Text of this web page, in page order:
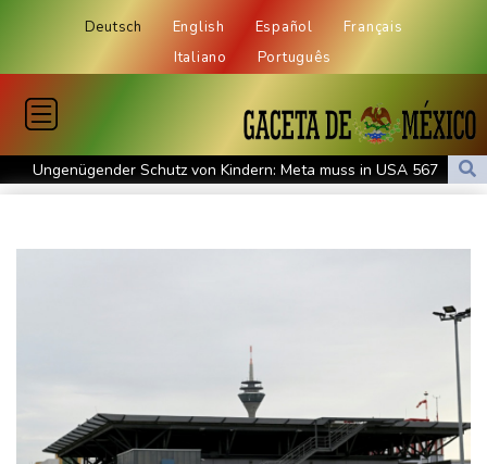
Deutsch English Español
Français
Italiano
Português
Ungenügender Schutz von Kindern: Meta muss in USA 567
Millionen Dollar zahlen
Röwekamp: Innenministerium muss zentral für Drohnenabwehr
Trump unternimmt neuen Vorstoß im Streit um US-
Staatsbürgerschaft